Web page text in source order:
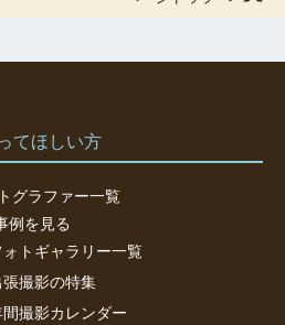
てほしい方
グラファー一覧
例を見る
ォトギャラリー一覧
張撮影の特集
間撮影カレンダー